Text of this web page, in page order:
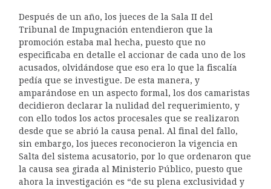
Después de un año, los jueces de la Sala II del
Tribunal de Impugnación entendieron que la
promoción estaba mal hecha, puesto que no
especificaba en detalle el accionar de cada uno de los
acusados, olvidándose que eso era lo que la fiscalía
pedía que se investigue. De esta manera, y
amparándose en un aspecto formal, los dos camaristas
decidieron declarar la nulidad del requerimiento, y
con ello todos los actos procesales que se realizaron
desde que se abrió la causa penal. Al final del fallo,
sin embargo, los jueces reconocieron la vigencia en
Salta del sistema acusatorio, por lo que ordenaron que
la causa sea girada al Ministerio Público, puesto que
ahora la investigación es “de su plena exclusividad y